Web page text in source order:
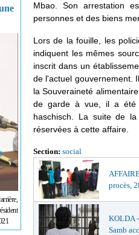
Mbao. Son arrestation
personnes et des biens
Lors de la fouille, les
indiquent les mêmes
inscrit dans un
de l'actuel gouvernement.
la Souveraineté
de garde à vue, il a été
haschisch. La suite de
réservées à cette affaire.
Section: social
procès,
KOLDA
Samb